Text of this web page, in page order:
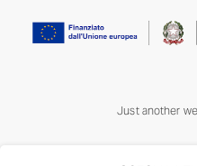
Just another